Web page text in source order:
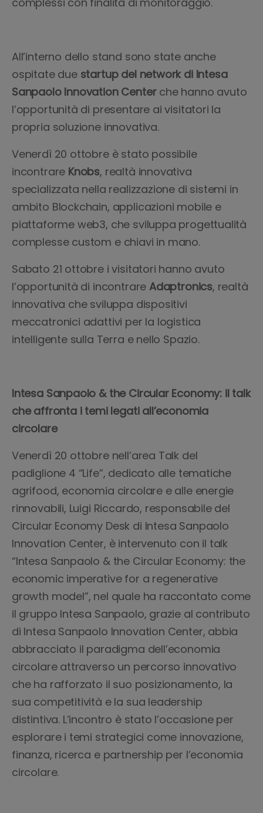
All’interno dello stand sono state anche
ospitate due startup del network di Intesa
Sanpaolo Innovation Centerche hanno avuto
l’opportunità di presentare ai visitatori la
propria soluzione innovativa.
Venerdì 20 ottobre è stato possibile
incontrare Knobs, realtà innovativa
specializzata nella realizzazione di sistemi in
ambito Blockchain, applicazioni mobile e
piattaforme web3, che sviluppa progettualità
complesse custom e chiavi in mano.
Sabato 21 ottobre i visitatori hanno avuto
l’opportunità di incontrare Adaptronics, realtà
innovativa che sviluppa dispositivi
meccatronici adattivi per la logistica
intelligente sulla Terra e nello Spazio.
Intesa Sanpaolo & the Circular Economy: il talk
che affronta i temi legati all’economia
circolare
Venerdì 20 ottobre nell’area Talk del
padiglione 4 “Life”, dedicato alle tematiche
agrifood, economia circolare e alle energie
rinnovabili, Luigi Riccardo, responsabile del
Circular Economy Desk di Intesa Sanpaolo
Innovation Center, è intervenuto con il talk
“Intesa Sanpaolo & the Circular Economy: the
economic imperative for a regenerative
growth model”, nel quale ha raccontato come
il gruppo Intesa Sanpaolo, grazie al contributo
di Intesa Sanpaolo Innovation Center, abbia
abbracciato il paradigma dell’economia
circolare attraverso un percorso innovativo
che ha rafforzato il suo posizionamento, la
sua competitività e la sua leadership
distintiva. L’incontro è stato l’occasione per
esplorare i temi strategici come innovazione,
finanza, ricerca e partnership per l’economia
circolare.